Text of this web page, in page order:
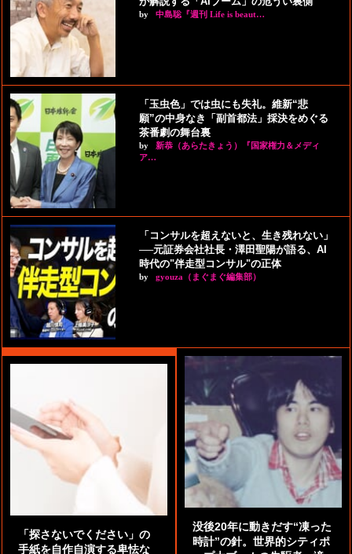
by 中島聡『週刊 Life is beaut…
「玉虫色」では虫にも失礼。維新“悲
願”の中身なき「副首都法」採決をめぐる
茶番劇の舞台裏
by
新恭（あらたきょう）『国家権力＆メディ
ア…
「コンサルを超えないと、生き残れない」
──元証券会社社長・澤田聖陽が語る、AI
時代の"伴走型コンサル"の正体
by gyouza（まぐまぐ編集部）
「探さないでください」の
手紙を自作自演する卑怯な
没後20年に動きだす“凍った
時計”の針。世界的シティポ